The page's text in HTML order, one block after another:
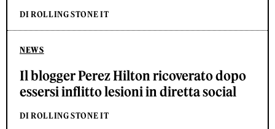
DI ROLLING STONE IT
NEWS
Il blogger Perez Hilton ricoverato dopo
essersi inflitto lesioni in diretta social
DI ROLLING STONE IT